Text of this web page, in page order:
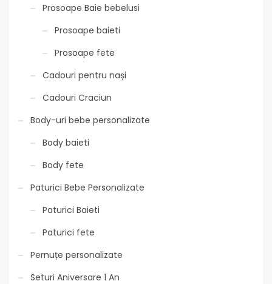
Prosoape Baie bebelusi
Prosoape baieti
Prosoape fete
Cadouri pentru nași
Cadouri Craciun
Body-uri bebe personalizate
Body baieti
Body fete
Paturici Bebe Personalizate
Paturici Baieti
Paturici fete
Pernuțe personalizate
Seturi Aniversare 1 An